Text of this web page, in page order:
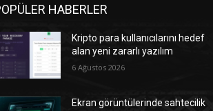
HABERLER
Kripto para kullanıcılarını hedef
alan yeni zararlı yazılım
6 Ağustos 2026
Ekran görüntülerinde sahtecilik